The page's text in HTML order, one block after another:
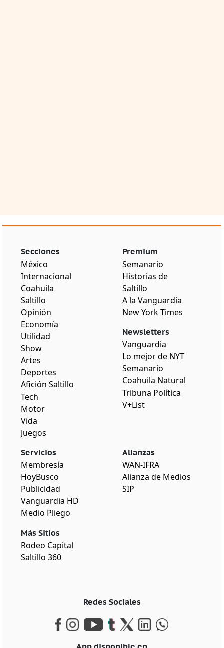
Secciones
México
Internacional
Coahuila
Saltillo
Opinión
Economía
Utilidad
Show
Artes
Deportes
Afición Saltillo
Tech
Motor
Vida
Juegos
Premium
Semanario
Historias de
Saltillo
A la Vanguardia
New York Times
Newsletters
Vanguardia
Lo mejor de NYT
Semanario
Coahuila Natural
Tribuna Política
V+List
Servicios
Membresía
HoyBusco
Publicidad
Vanguardia HD
Medio Pliego
Más Sitios
Rodeo Capital
Saltillo 360
Alianzas
WAN-IFRA
Alianza de Medios
SIP
Redes Sociales